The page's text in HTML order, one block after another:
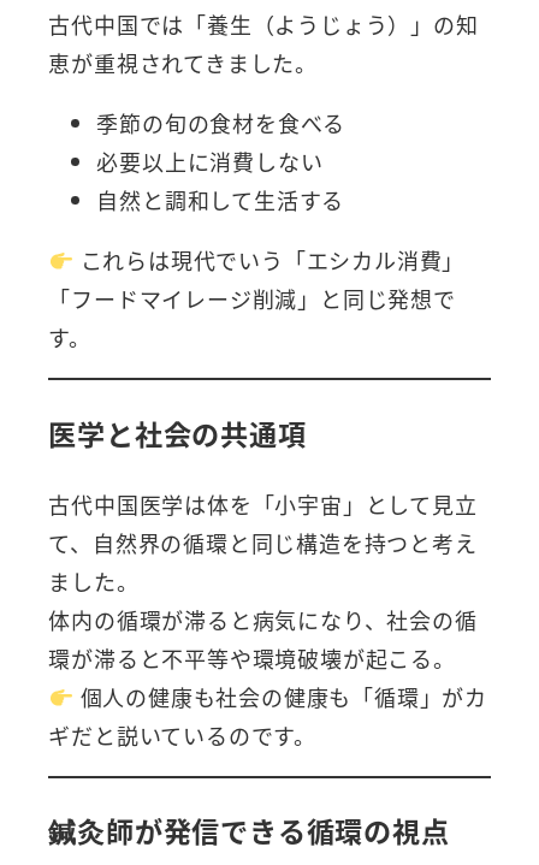
古代中国では「養生（ようじょう）」の知
恵が重視されてきました。
季節の旬の食材を食べる
必要以上に消費しない
自然と調和して生活する
これらは現代でいう「エシカル消費」
「フードマイレージ削減」と同じ発想で
す。
医学と社会の共通項
古代中国医学は体を「小宇宙」として見立
て、自然界の循環と同じ構造を持つと考え
ました。
体内の循環が滞ると病気になり、社会の循
環が滞ると不平等や環境破壊が起こる。
個人の健康も社会の健康も「循環」がカ
ギだと説いているのです。
鍼灸師が発信できる循環の視点